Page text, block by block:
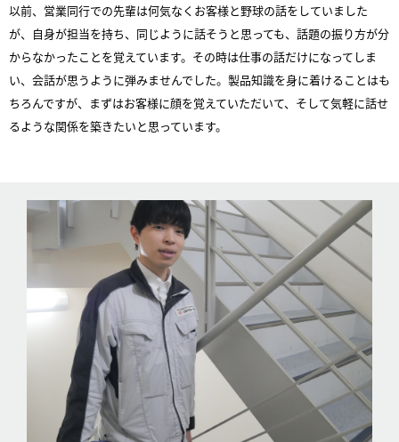
以前、営業同行での先輩は何気なくお客様と野球の話をしていました
が、自身が担当を持ち、同じように話そうと思っても、話題の振り方が分
からなかったことを覚えています。その時は仕事の話だけになってしま
い、会話が思うように弾みませんでした。製品知識を身に着けることはも
ちろんですが、まずはお客様に顔を覚えていただいて、そして気軽に話せ
るような関係を築きたいと思っています。